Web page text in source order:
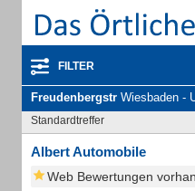
FILTER
Freudenbergstr Wiesbaden - Unternehmen
Standardtreffer
Albert Automobile
Web Bewertungen